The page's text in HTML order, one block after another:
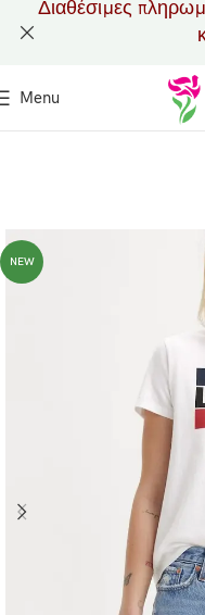
Menu
NEW
Διαθέσιμες